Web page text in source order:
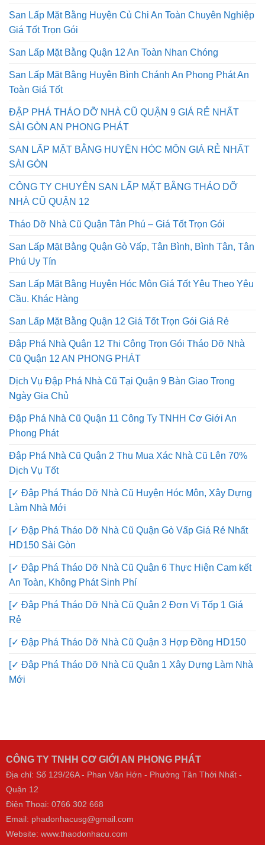
San Lấp Mặt Bằng Huyện Củ Chi An Toàn Chuyên Nghiệp
Giá Tốt Trọn Gói
San Lấp Mặt Bằng Quận 12 An Toàn Nhan Chóng
San Lấp Mặt Bằng Huyện Bình Chánh An Phong Phát An
Toàn Giá Tốt
ĐẬP PHÁ THÁO DỠ NHÀ CŨ QUẬN 9 GIÁ RẺ NHẤT
SÀI GÒN AN PHONG PHÁT
SAN LẤP MẶT BẰNG HUYỆN HÓC MÔN GIÁ RẺ NHẤT
SÀI GÒN
CÔNG TY CHUYÊN SAN LẤP MẶT BẰNG THÁO DỠ
NHÀ CŨ QUẬN 12
Tháo Dỡ Nhà Cũ Quận Tân Phú – Giá Tốt Trọn Gói
San Lấp Mặt Bằng Quận Gò Vấp, Tân Bình, Bình Tân, Tân
Phú Uy Tín
San Lấp Mặt Bằng Huyện Hóc Môn Giá Tốt Yêu Theo Yêu
Cầu. Khác Hàng
San Lấp Mặt Bằng Quận 12 Giá Tốt Trọn Gói Giá Rẻ
Đập Phá Nhà Quận 12 Thi Công Trọn Gói Tháo Dỡ Nhà
Cũ Quận 12 AN PHONG PHÁT
Dịch Vụ Đập Phá Nhà Cũ Tại Quận 9 Bàn Giao Trong
Ngày Gia Chủ
Đập Phá Nhà Cũ Quận 11 Công Ty TNHH Cơ Giới An
Phong Phát
Đập Phá Nhà Cũ Quận 2 Thu Mua Xác Nhà Cũ Lên 70%
Dịch Vụ Tốt
[✓ Đập Phá Tháo Dỡ Nhà Cũ Huyện Hóc Môn, Xây Dựng
Làm Nhà Mới
[✓ Đập Phá Tháo Dỡ Nhà Cũ Quận Gò Vấp Giá Rẻ Nhất
HD150 Sài Gòn
[✓ Đập Phá Tháo Dỡ Nhà Cũ Quận 6 Thực Hiện Cam kết
An Toàn, Không Phát Sinh Phí
[✓ Đập Phá Tháo Dỡ Nhà Cũ Quận 2 Đơn Vị Tốp 1 Giá
Rẻ
[✓ Đập Phá Tháo Dỡ Nhà Cũ Quận 3 Hợp Đồng HD150
[✓ Đập Phá Tháo Dỡ Nhà Cũ Quận 1 Xây Dựng Làm Nhà
Mới
CÔNG TY TNHH CƠ GIỚI AN PHONG PHÁT
Địa chỉ: Số 129/26A - Phan Văn Hớn - Phường Tân Thới Nhất -
Quận 12
Điện Thoại: 0766 302 668
Email: phadonhacusg@gmail.com
Website: www.thaodonhacu.com